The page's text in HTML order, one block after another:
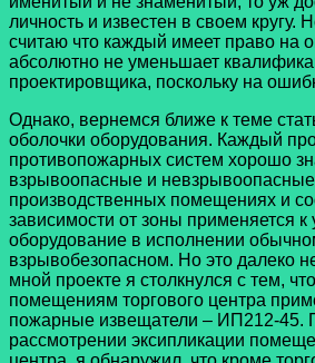
личность и известен в своем кругу.
считаю что каждый имеет право на
абсолютно не уменьшает
проектировщика, поскольку на
Однако, вернемся ближе к теме
оболочки оборудования. Каждый
противопожарных систем хорошо
взрывоопасные и невзрывоопасные
производственных помещениях и
зависимости от зоны применяется к
оборудование в исполнении
взрывобезопасном. Но это далеко
мной проекте я столкнулся с тем,
помещениям торгового центра
пожарные извещатели – ИП212-45.
рассмотрении эксипликации